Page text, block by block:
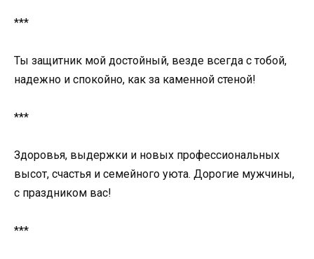
***
Ты защитник мой достойный, везде всегда с тобой,
надежно и спокойно, как за каменной стеной!
***
Здоровья, выдержки и новых профессиональных
высот, счастья и семейного уюта. Дорогие мужчины,
с праздником вас!
***